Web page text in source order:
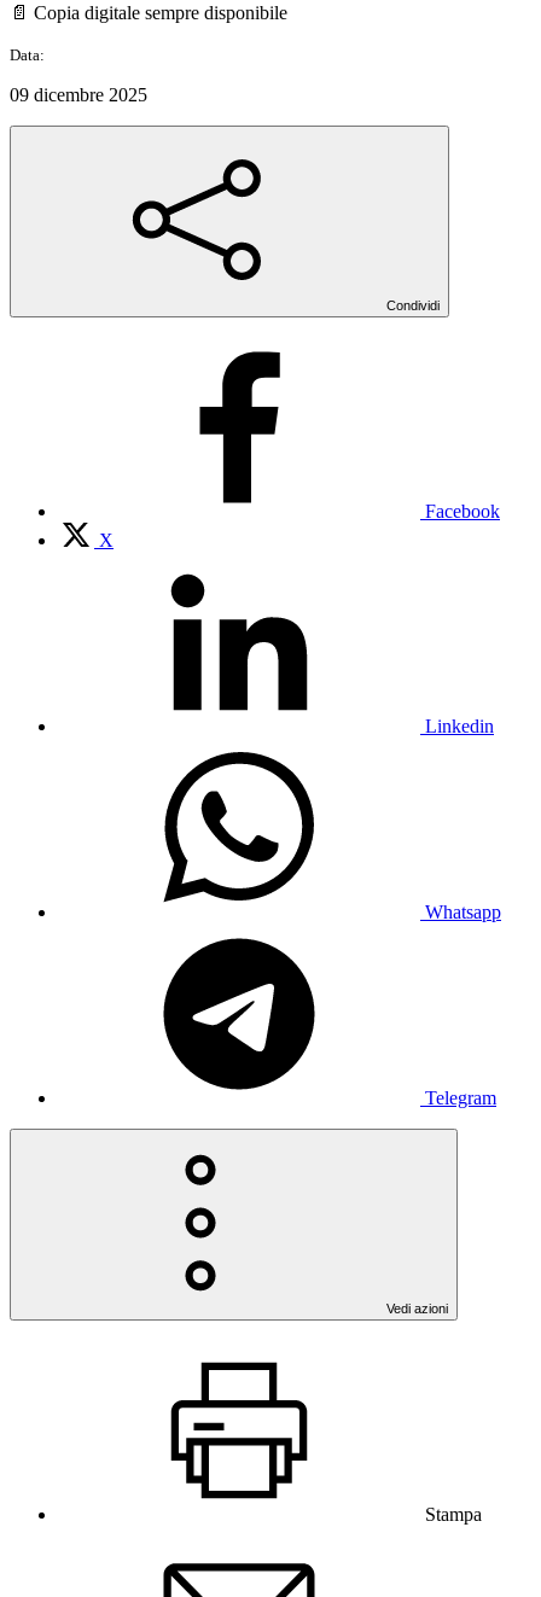
📄 Copia digitale sempre disponibile
Data:
09 dicembre 2025
Condividi
Facebook
X
Linkedin
Whatsapp
Telegram
Vedi azioni
Stampa